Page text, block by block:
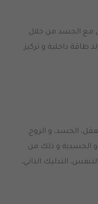
مع الجسد من خلال
طاقة داخلية و تركيز
الجسد، و الروح.
الجسدية و ذلك من
التدليك الذاتي،